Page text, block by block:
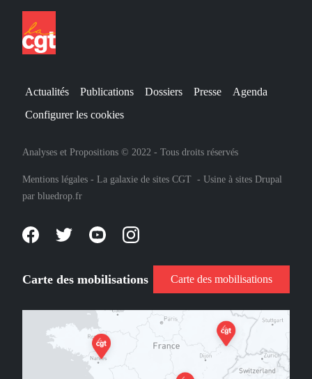
Actualités Publications Dossiers Presse
Agenda
Configurer les cookies
Analyses et Propositions © 2022 - Tous droits réservés
Mentions légales - La galaxie de sites CGT - Usine à sites Drupal
par bluedrop.fr
Carte des mobilisations Carte des mobilisations